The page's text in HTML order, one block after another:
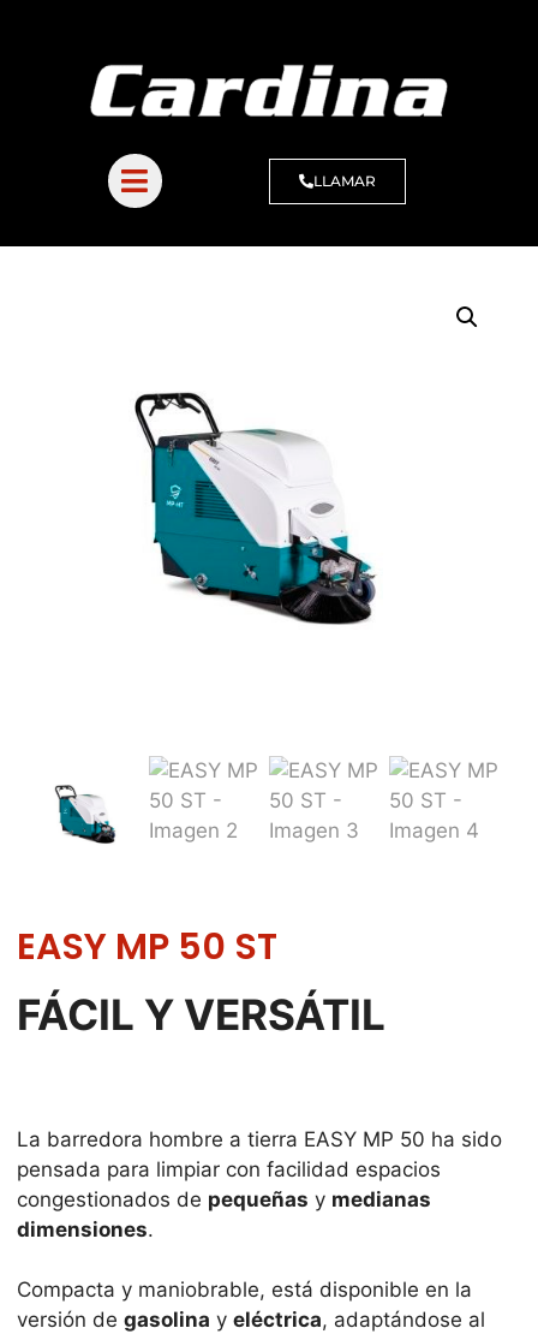
LLAMAR
EASY MP 50 ST
FÁCIL Y VERSÁTIL
La barredora hombre a tierra EASY MP 50 ha sido
pensada para limpiar con facilidad espacios
congestionados de pequeñas y medianas
dimensiones.
Compacta y maniobrable, está disponible en la
versión de gasolina y eléctrica, adaptándose al